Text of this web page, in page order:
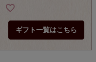
ギフト一覧はこちら